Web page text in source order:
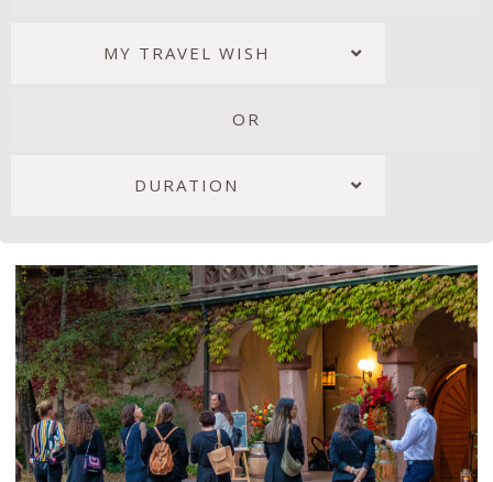
MY TRAVEL WISH
OR
DURATION